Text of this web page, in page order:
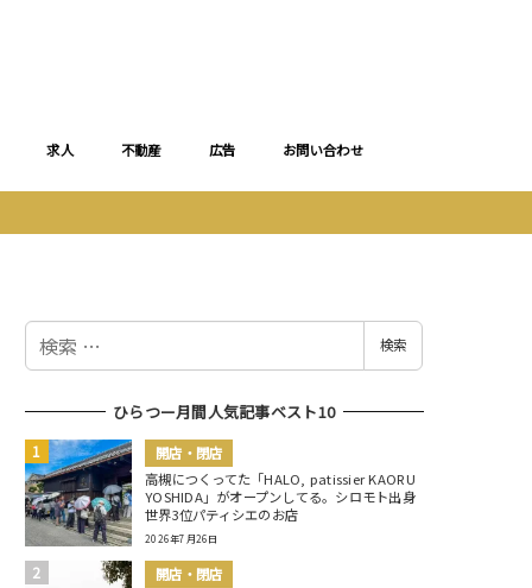
求人 不動産 広告 お問い合わせ
検
検索
ひらつー月間人気記事ベスト10
開店・閉店
高槻につくってた「HALO, patissier KAORU
YOSHIDA」がオープンしてる。シロモト出身
世界3位パティシエのお店
2026年7月26日
開店・閉店